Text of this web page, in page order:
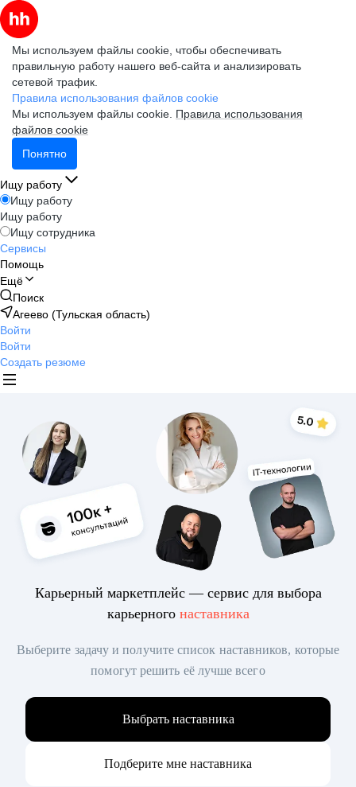
Мы используем файлы cookie, чтобы обеспечивать
правильную работу нашего веб-сайта и анализировать
сетевой трафик.
Правила использования файлов cookie
Мы используем файлы cookie. Правила использования
файлов cookie
Понятно
Ищу работу
Ищу работу
Ищу работу
Ищу сотрудника
Сервисы
Помощь
Ещё
Поиск
Агеево (Тульская область)
Войти
Войти
Создать резюме
Карьерный маркетплейс — сервис для выбора
карьерного наставника
Выберите задачу и получите список наставников, которые
помогут решить её лучше всего
Выбрать наставника
Подберите мне наставника